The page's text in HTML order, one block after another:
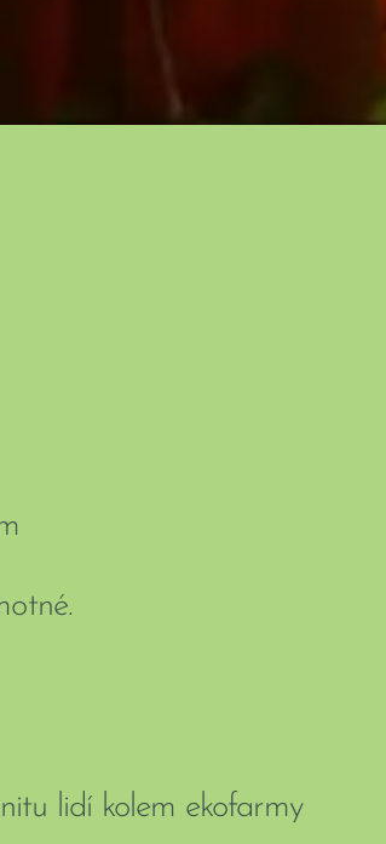
lidí kolem ekofarmy